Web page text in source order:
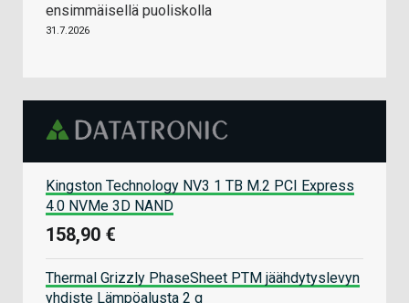
ensimmäisellä puoliskolla
31.7.2026
Kingston Technology NV3 1 TB M.2 PCI Express
4.0 NVMe 3D NAND
158,90 €
Thermal Grizzly PhaseSheet PTM jäähdytyslevyn
yhdiste Lämpöalusta 2 g